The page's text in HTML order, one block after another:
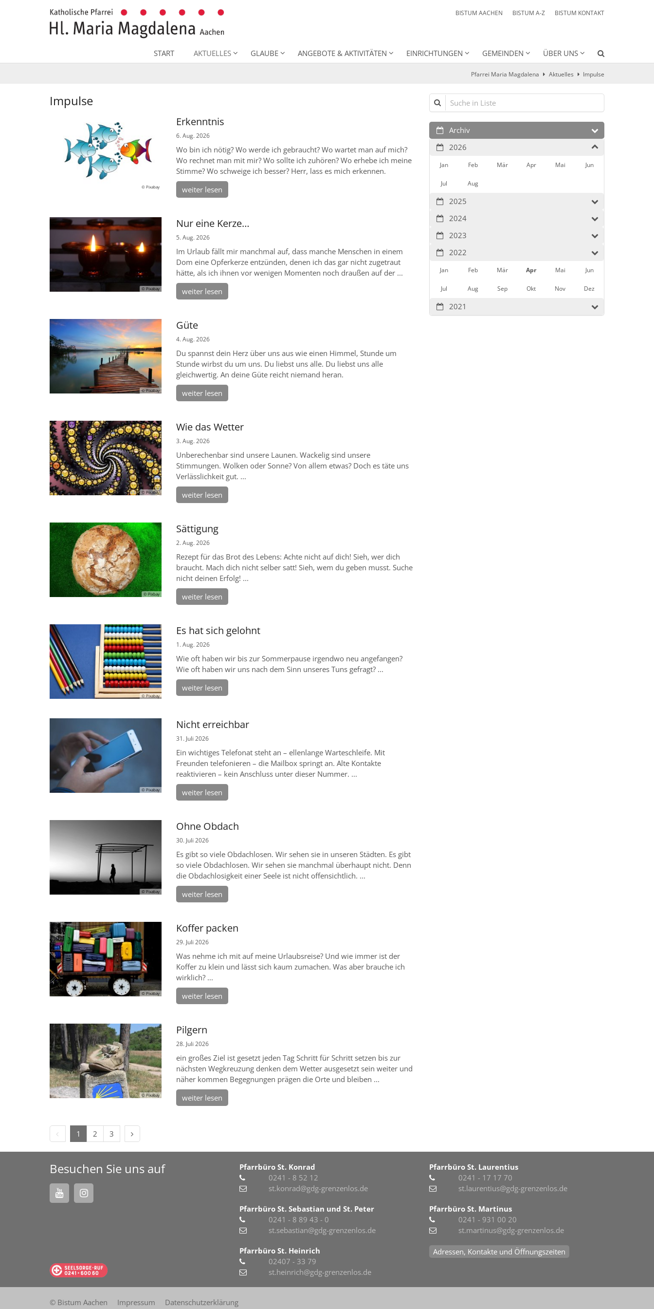
BISTUM AACHEN BISTUM A-Z BISTUM KONTAKT
START AKTUELLES GLAUBE ANGEBOTE & AKTIVITÄTEN EINRICHTUNGEN GEMEINDEN ÜBER UNS
Pfarrei Maria Magdalena Aktuelles Impulse
Impulse
© Pixabay
Erkenntnis
6. Aug. 2026
Wo bin ich nötig? Wo werde ich gebraucht? Wo wartet man auf mich?
Wo rechnet man mit mir? Wo sollte ich zuhören? Wo erhebe ich meine
Stimme? Wo schweige ich besser? Herr, lass es mich erkennen.
weiter lesen
© Pixabay
Nur eine Kerze…
5. Aug. 2026
Im Urlaub fällt mir manchmal auf, dass manche Menschen in einem
Dom eine Opferkerze entzünden, denen ich das gar nicht zugetraut
hätte, als ich ihnen vor wenigen Momenten noch draußen auf der ...
weiter lesen
© Pixabay
Güte
4. Aug. 2026
Du spannst dein Herz über uns aus wie einen Himmel, Stunde um
Stunde wirbst du um uns. Du liebst uns alle. Du liebst uns alle
gleichwertig. An deine Güte reicht niemand heran.
weiter lesen
© Pixabay
Wie das Wetter
3. Aug. 2026
Unberechenbar sind unsere Launen. Wackelig sind unsere
Stimmungen. Wolken oder Sonne? Von allem etwas? Doch es täte uns
Verlässlichkeit gut. ...
weiter lesen
© Pixbay
Sättigung
2. Aug. 2026
Rezept für das Brot des Lebens: Achte nicht auf dich! Sieh, wer dich
braucht. Mach dich nicht selber satt! Sieh, wem du geben musst. Suche
nicht deinen Erfolg! ...
weiter lesen
© Pixabay
Es hat sich gelohnt
1. Aug. 2026
Wie oft haben wir bis zur Sommerpause irgendwo neu angefangen?
Wie oft haben wir uns nach dem Sinn unseres Tuns gefragt? ...
weiter lesen
© Pixabay
Nicht erreichbar
31. Juli 2026
Ein wichtiges Telefonat steht an – ellenlange Warteschleife. Mit
Freunden telefonieren – die Mailbox springt an. Alte Kontakte
reaktivieren – kein Anschluss unter dieser Nummer. ...
weiter lesen
© Pixabay
Ohne Obdach
30. Juli 2026
Es gibt so viele Obdachlosen. Wir sehen sie in unseren Städten. Es gibt
so viele Obdachlosen. Wir sehen sie manchmal überhaupt nicht. Denn
die Obdachlosigkeit einer Seele ist nicht offensichtlich. ...
weiter lesen
© Pixabay
Koffer packen
29. Juli 2026
Was nehme ich mit auf meine Urlaubsreise? Und wie immer ist der
Koffer zu klein und lässt sich kaum zumachen. Was aber brauche ich
wirklich? ...
weiter lesen
© Pixabay
Pilgern
28. Juli 2026
ein großes Ziel ist gesetzt jeden Tag Schritt für Schritt setzen bis zur
nächsten Wegkreuzung denken dem Wetter ausgesetzt sein weiter und
näher kommen Begegnungen prägen die Orte und bleiben ...
weiter lesen
Vorherige Seite
1 2 3 Nächste Seite
Suche in Liste
Archiv
2026
Jan Feb Mär Apr Mai Jun
Jul Aug
2025
2024
2023
2022
Jan Feb Mär Apr Mai Jun
Jul Aug Sep Okt Nov Dez
2021
Besuchen Sie uns auf
Pfarrbüro St. Konrad
0241 - 8 52 12
st.konrad@gdg-grenzenlos.de
Pfarrbüro St. Sebastian und St. Peter
0241 - 8 89 43 - 0
st.sebastian@gdg-grenzenlos.de
Pfarrbüro St. Heinrich
02407 - 33 79
st.heinrich@gdg-grenzenlos.de
Pfarrbüro St. Laurentius
0241 - 17 17 70
st.laurentius@gdg-grenzenlos.de
Pfarrbüro St. Martinus
0241 - 931 00 20
st.martinus@gdg-grenzenlos.de
Adressen, Kontakte und Öffnungszeiten
© Bistum Aachen Impressum Datenschutzerklärung